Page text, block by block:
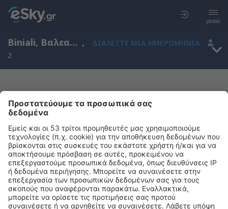
μενού
Biniali, Βαλεαρίδες Νήσοι, Ισπανία ,
ΔΙΑΛΈΞΤΕ ΜΙΑ ΗΜΕΡΟΜΗΝΊΑ
2
Μας συγχωρείτε, δεν υπάρχουν
αποτελέσματα για την αναζήτησή σας
Προσπαθήστε να κάνετε αναζήτηση με διαφορετικά κριτήρια